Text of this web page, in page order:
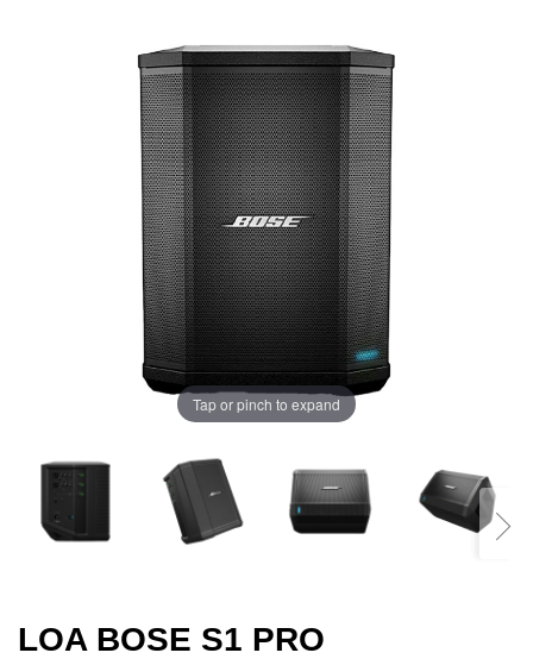
Tap or pinch to expand
LOA BOSE S1 PRO